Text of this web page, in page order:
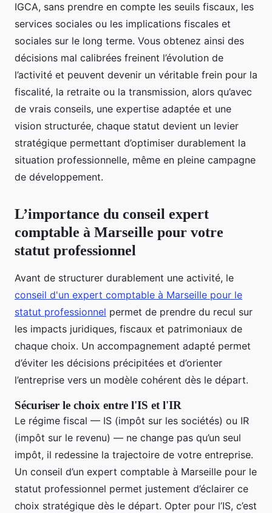
IGCA, sans prendre en compte les seuils fiscaux, les
services sociales ou les implications fiscales et
sociales sur le long terme. Vous obtenez ainsi des
décisions mal calibrées freinent l’évolution de
l’activité et peuvent devenir un véritable frein pour la
fiscalité, la retraite ou la transmission, alors qu’avec
de vrais conseils, une expertise adaptée et une
vision structurée, chaque statut devient un levier
stratégique permettant d’optimiser durablement la
situation professionnelle, même en pleine campagne
de développement.
L’importance du conseil expert
comptable à Marseille pour votre
statut professionnel
Avant de structurer durablement une activité, le
conseil d'un expert comptable à Marseille pour le
statut professionnel permet de prendre du recul sur
les impacts juridiques, fiscaux et patrimoniaux de
chaque choix. Un accompagnement adapté permet
d’éviter les décisions précipitées et d’orienter
l’entreprise vers un modèle cohérent dès le départ.
Sécuriser le choix entre l'IS et l'IR
Le régime fiscal — IS (impôt sur les sociétés) ou IR
(impôt sur le revenu) — ne change pas qu’un seul
impôt, il redessine la trajectoire de votre entreprise.
Un conseil d’un expert comptable à Marseille pour le
statut professionnel permet justement d’éclairer ce
choix stratégique dès le départ. Opter pour l’IS, c’est